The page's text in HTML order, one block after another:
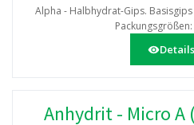
Alpha - Halbhydrat-Gips.
Packungsgrößen:
Details
Anhydrit - Micro